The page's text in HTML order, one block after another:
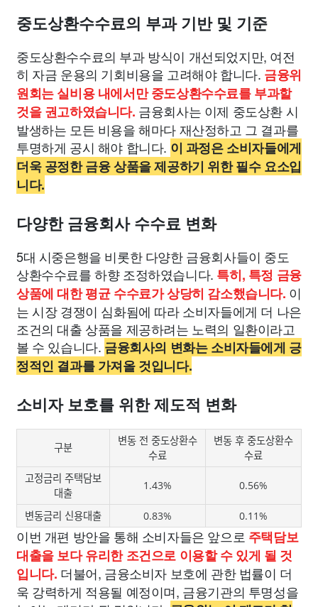
중도상환수수료의 부과 기반 및 기준
중도상환수수료의 부과 방식이 개선되었지만, 여전
히 자금 운용의 기회비용을 고려해야 합니다. 금융위
원회는 실비용 내에서만 중도상환수수료를 부과할
것을 권고하였습니다. 금융회사는 이제 중도상환 시
발생하는 모든 비용을 해마다 재산정하고 그 결과를
투명하게 공시 해야 합니다. 이 과정은 소비자들에게
더욱 공정한 금융 상품을 제공하기 위한 필수 요소입
니다.
다양한 금융회사 수수료 변화
5대 시중은행을 비롯한 다양한 금융회사들이 중도
상환수수료를 하향 조정하였습니다. 특히, 특정 금융
상품에 대한 평균 수수료가 상당히 감소했습니다. 이
는 시장 경쟁이 심화됨에 따라 소비자들에게 더 나은
조건의 대출 상품을 제공하려는 노력의 일환이라고
볼 수 있습니다. 금융회사의 변화는 소비자들에게 긍
정적인 결과를 가져올 것입니다.
소비자 보호를 위한 제도적 변화
구분
변동 전 중도상환수
수료
변동 후 중도상환수
수료
고정금리 주택담보
대출
1.43% 0.56%
변동금리 신용대출 0.83% 0.11%
이번 개편 방안을 통해 소비자들은 앞으로 주택담보
대출을 보다 유리한 조건으로 이용할 수 있게 될 것
입니다. 더불어, 금융소비자 보호에 관한 법률이 더
욱 강력하게 적용될 예정이며, 금융기관의 투명성을